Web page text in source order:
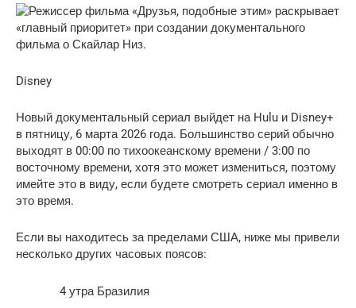
Disney
Новый документальный сериал выйдет на Hulu и Disney+
в пятницу, 6 марта 2026 года. Большинство серий обычно
выходят в 00:00 по тихоокеанскому времени / 3:00 по
восточному времени, хотя это может измениться, поэтому
имейте это в виду, если будете смотреть сериал именно в
это время.
Если вы находитесь за пределами США, ниже мы привели
несколько других часовых поясов:
4 утра Бразилия